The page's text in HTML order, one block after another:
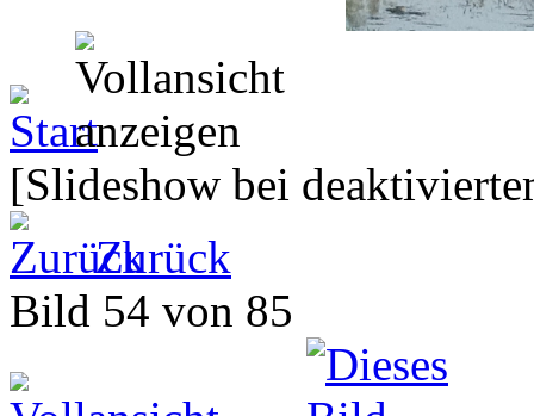
[Slideshow bei
Zurück
Bild 54 von 85